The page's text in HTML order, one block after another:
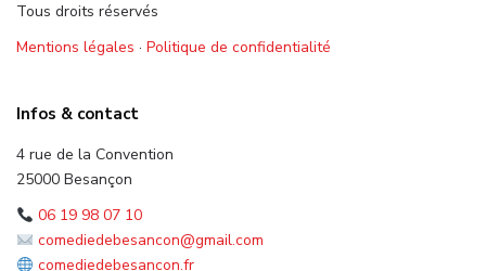
Tous droits réservés
Mentions légales · Politique de confidentialité
Infos & contact
4 rue de la Convention
25000 Besançon
06 19 98 07 10
comediedebesancon@gmail.com
comediedebesancon.fr